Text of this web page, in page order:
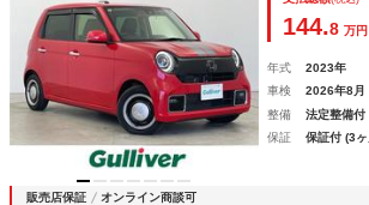
ーフレザー ＬＥＤデッドライト スマー
144.8 万円
年式 2023年
車検
2026年8月
整備
法定整備付
保証
保証付 (3
販売店保証 オンライン商談可